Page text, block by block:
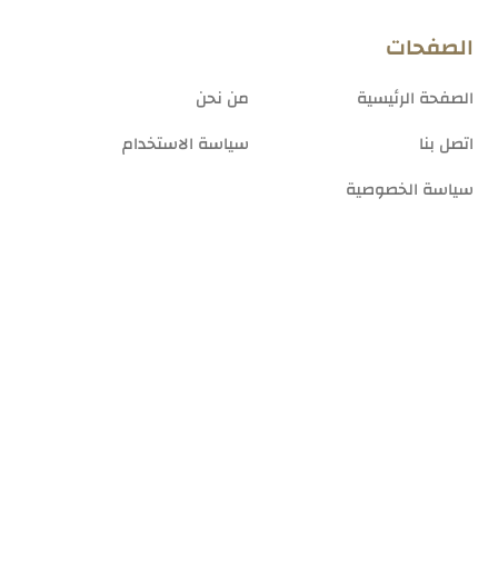
الصفحات
الصفحة الرئيسية
من نحن
اتصل بنا
سياسة الاستخدام
سياسة الخصوصية